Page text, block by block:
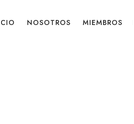
NOSOTROS MIEMBROS